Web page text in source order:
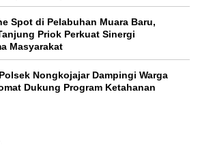
Spot di Pelabuhan Muara Baru,
Priok Perkuat Sinergi
Masyarakat
Nongkojajar Dampingi Warga
Dukung Program Ketahanan